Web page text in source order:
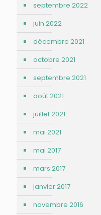
septembre 2022
juin 2022
décembre 2021
octobre 2021
septembre 2021
août 2021
juillet 2021
mai 2021
mai 2017
mars 2017
janvier 2017
novembre 2016